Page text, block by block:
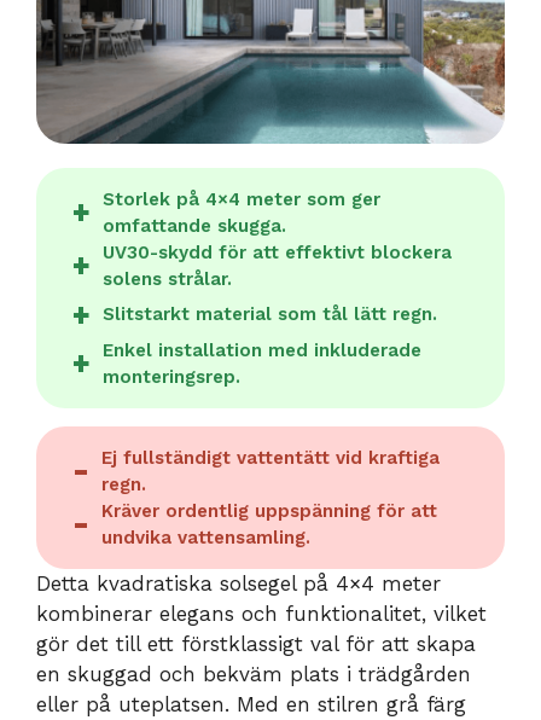
Storlek på 4×4 meter som ger
omfattande skugga.
UV30-skydd för att effektivt blockera
solens strålar.
Slitstarkt material som tål lätt regn.
Enkel installation med inkluderade
monteringsrep.
Ej fullständigt vattentätt vid kraftiga
regn.
Kräver ordentlig uppspänning för att
undvika vattensamling.
Detta kvadratiska solsegel på 4×4 meter
kombinerar elegans och funktionalitet, vilket
gör det till ett förstklassigt val för att skapa
en skuggad och bekväm plats i trädgården
eller på uteplatsen. Med en stilren grå färg